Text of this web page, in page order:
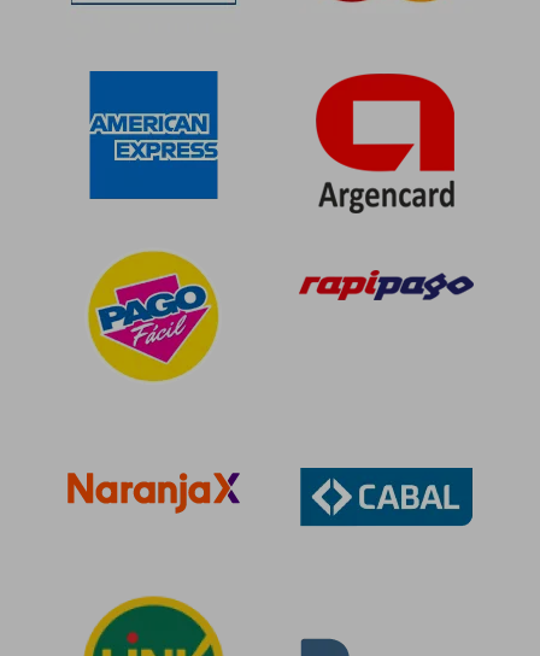
50%
dcto.
$ 90.660
$ 45.330
50%
dcto.